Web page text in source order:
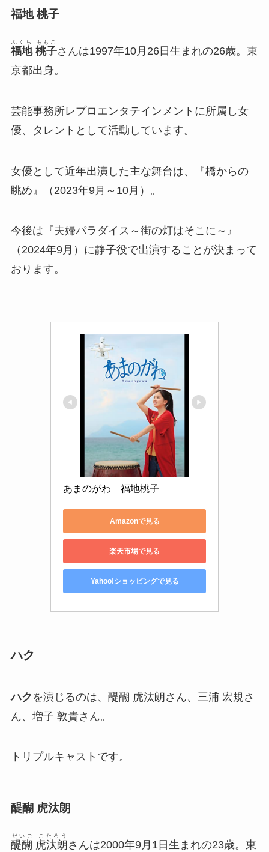
福地 桃子
福地 桃子
ふくち ももこ
さんは1997年10月26日生まれの26歳。東
京都出身。
芸能事務所レプロエンタテインメントに所属し女
優、タレントとして活動しています。
女優として近年出演した主な舞台は、『橋からの
眺め』（2023年9月～10月）。
今後は『夫婦パラダイス～街の灯はそこに～』
（2024年9月）に静子役で出演することが決まって
おります。
あまのがわ　福地桃子
Amazonで見る
楽天市場で見る
Yahoo!ショッピングで見る
ハク
ハク を演じるのは、醍醐 虎汰朗さん、三浦 宏規さ
ん、増子 敦貴さん。
トリプルキャストです。
醍醐 虎汰朗
醍醐 虎汰朗
だいご こたろう
さんは2000年9月1日生まれの23歳。東